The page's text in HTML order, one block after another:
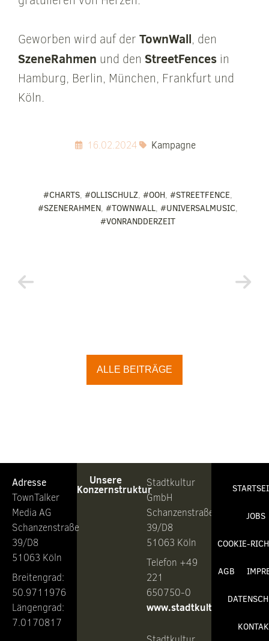
Geworben wird auf der TownWall, den
SzeneRahmen und den StreetFences in
Hamburg, Berlin, München, Frankfurt und
Köln.
16.02.2024 Kampagne
#CHARTS,#OLLISCHULZ,#OOH,#STREETFENCE,
#SZENERAHMEN,#TOWNWALL,#UNIVERSALMUSIC,
#VONRANDDERZEIT
ALLE BEITRÄGE
Adresse
TownTalker
Media AG
Schanzenstraße
39/D8
51063 Köln
Breitengrad:
50.9711976
Längengrad:
7.0170817
Unsere
Konzernstruktur
Stadtkultur
GmbH
Schanzenstraße
39/D8
51063 Köln
Telefon +49
221
650750-0
www.stadtkultur.de
JOBS
COOKIE-
AGB